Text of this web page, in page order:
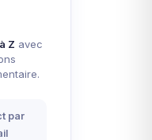
Z avec
par